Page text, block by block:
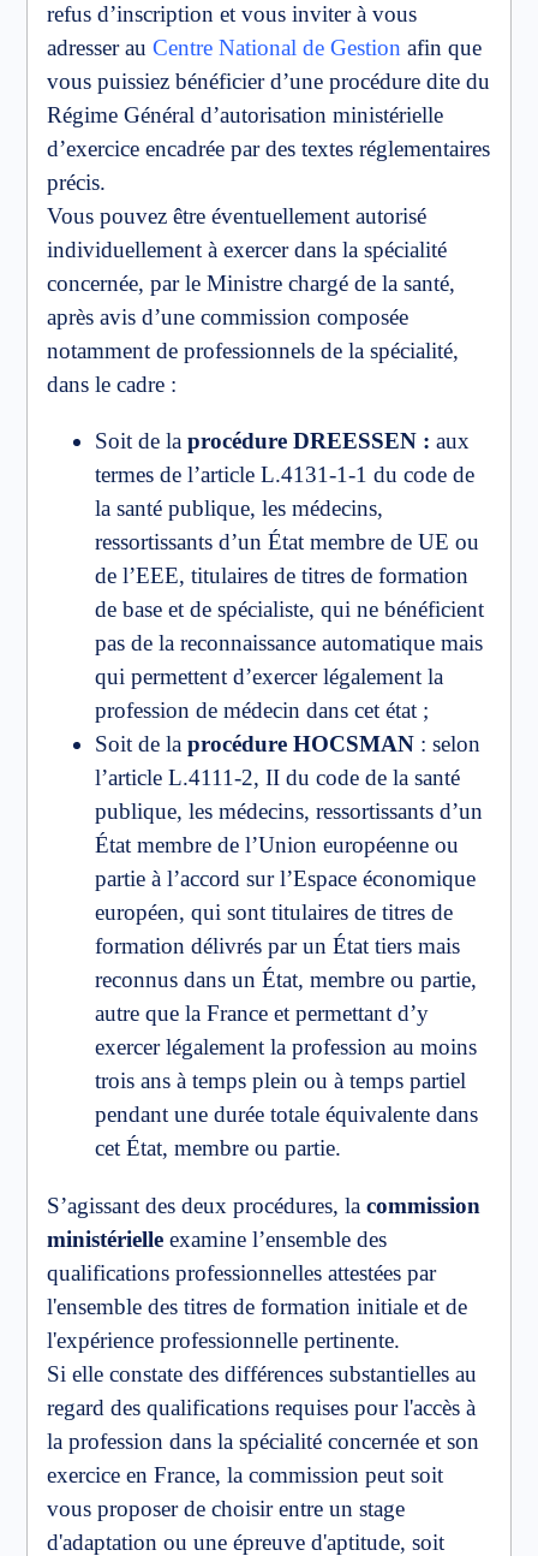
refus d’inscription et vous inviter à vous
adresser au Centre National de Gestion afin que
vous puissiez bénéficier d’une procédure dite du
Régime Général d’autorisation ministérielle
d’exercice encadrée par des textes réglementaires
précis.
Vous pouvez être éventuellement autorisé
individuellement à exercer dans la spécialité
concernée, par le Ministre chargé de la santé,
après avis d’une commission composée
notamment de professionnels de la spécialité,
dans le cadre :
Soit de la procédure DREESSEN : aux
termes de l’article L.4131-1-1 du code de
la santé publique, les médecins,
ressortissants d’un État membre de UE ou
de l’EEE, titulaires de titres de formation
de base et de spécialiste, qui ne bénéficient
pas de la reconnaissance automatique mais
qui permettent d’exercer légalement la
profession de médecin dans cet état ;
Soit de la procédure HOCSMAN : selon
l’article L.4111-2, II du code de la santé
publique, les médecins, ressortissants d’un
État membre de l’Union européenne ou
partie à l’accord sur l’Espace économique
européen, qui sont titulaires de titres de
formation délivrés par un État tiers mais
reconnus dans un État, membre ou partie,
autre que la France et permettant d’y
exercer légalement la profession au moins
trois ans à temps plein ou à temps partiel
pendant une durée totale équivalente dans
cet État, membre ou partie.
S’agissant des deux procédures, la commission
ministérielle examine l’ensemble des
qualifications professionnelles attestées par
l'ensemble des titres de formation initiale et de
l'expérience professionnelle pertinente.
Si elle constate des différences substantielles au
regard des qualifications requises pour l'accès à
la profession dans la spécialité concernée et son
exercice en France, la commission peut soit
vous proposer de choisir entre un stage
d'adaptation ou une épreuve d'aptitude, soit